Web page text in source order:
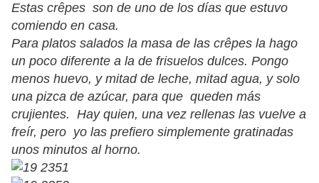
Estas crêpes son de uno de los días que estuvo
comiendo en casa.
Para platos salados la masa de las crêpes la hago
un poco diferente a la de frisuelos dulces. Pongo
menos huevo, y mitad de leche, mitad agua, y solo
una pizca de azúcar, para que queden más
crujientes. Hay quien, una vez rellenas las vuelve a
freír, pero yo las prefiero simplemente gratinadas
unos minutos al horno.